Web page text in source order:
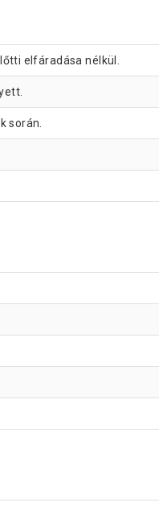
elfáradása nélkül.
során.